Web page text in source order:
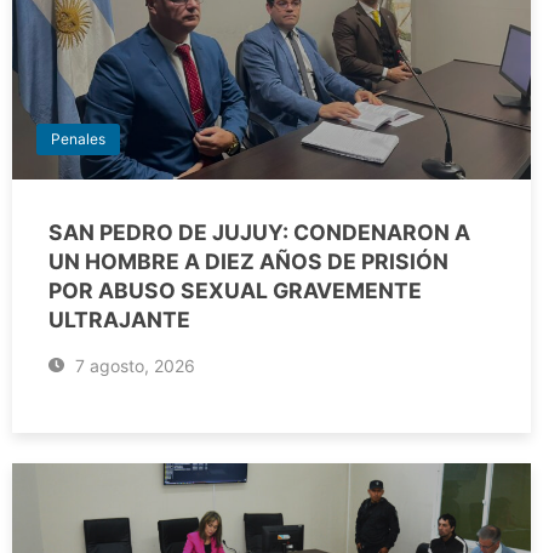
Penales
SAN PEDRO DE JUJUY: CONDENARON A
UN HOMBRE A DIEZ AÑOS DE PRISIÓN
POR ABUSO SEXUAL GRAVEMENTE
ULTRAJANTE
7 agosto, 2026